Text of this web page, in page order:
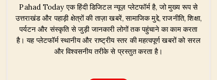
Pahad Today एक हिंदी डिजिटल न्यूज़ प्लेटफॉर्म है, जो मुख्य रूप से
उत्तराखंड और पहाड़ी क्षेत्रों की ताज़ा खबरें, सामाजिक मुद्दे, राजनीति, शिक्षा,
पर्यटन और संस्कृति से जुड़ी जानकारी लोगों तक पहुंचाने का काम करता
है। यह प्लेटफॉर्म स्थानीय और राष्ट्रीय स्तर की महत्वपूर्ण खबरों को सरल
और विश्वसनीय तरीके से प्रस्तुत करता है।